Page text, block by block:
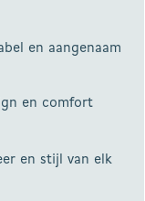
en aangenaam
en comfort
en stijl van elk